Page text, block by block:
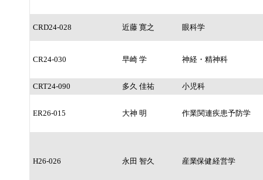
CRD24-028 近藤 寛之 眼科学
CR24-030 早崎 学 神経・精神科
CRT24-090 多久 佳祐 小児科
ER26-015 大神 明 作業関連疾患予防学
H26-026 永田 智久 産業保健経営学